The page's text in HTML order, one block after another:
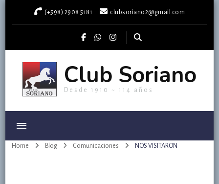
(+598) 2908 5181 clubsoriano2@gmail.com
Club Soriano
Desde 1910 ~ 114 años
Home Blog Comunicaciones NOS VISITARON